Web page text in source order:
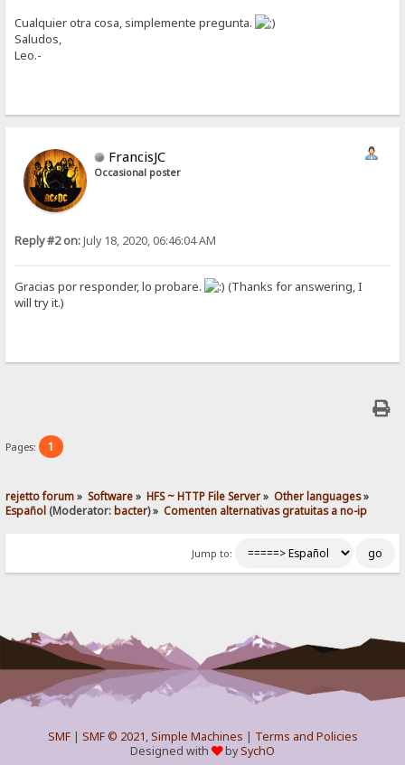
Cualquier otra cosa, simplemente pregunta.
Saludos,
Leo.-
FrancisJC
Occasional poster
Reply #2 on:July 18, 2020, 06:46:04 AM
Gracias por responder, lo probare.
(Thanks for answering, I
will try it.)
Pages: 1
rejetto forum» Software» HFS ~ HTTP File Server» Other languages»
Español (Moderator: bacter) » Comenten alternativas gratuitas a no-ip
Jump to:
SMF| SMF © 2021,Simple Machines | Terms and Policies
Designed with
bySychO